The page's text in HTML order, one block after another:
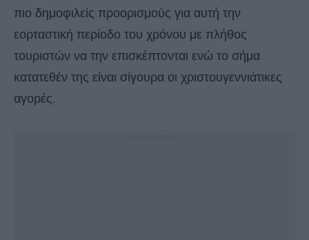
πιο δημοφιλείς προορισμούς για αυτή την
εορταστική περίοδο του χρόνου με πλήθος
τουριστών να την επισκέπτονται ενώ το σήμα
κατατεθέν της είναι σίγουρα οι χριστουγεννιάτικες
αγορές.